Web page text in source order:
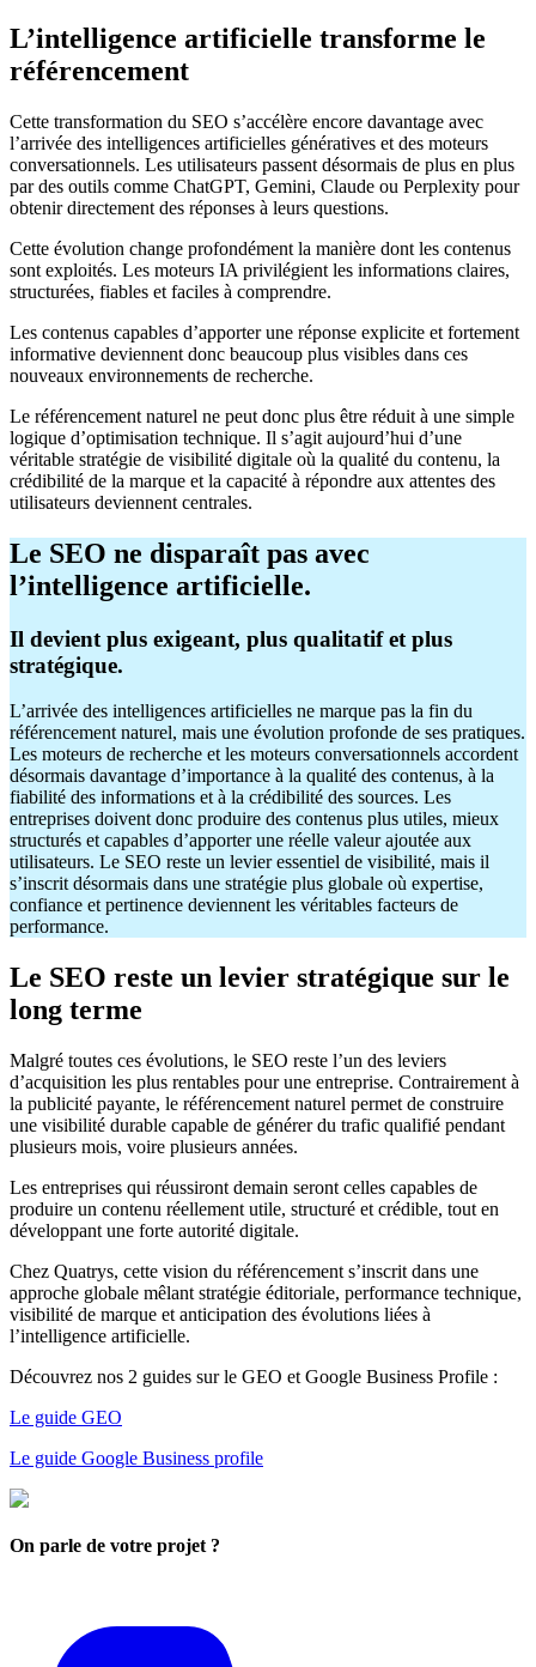
L’intelligence artificielle transforme le
référencement
Cette transformation du SEO s’accélère encore davantage avec
l’arrivée des intelligences artificielles génératives et des moteurs
conversationnels. Les utilisateurs passent désormais de plus en plus
par des outils comme ChatGPT, Gemini, Claude ou Perplexity pour
obtenir directement des réponses à leurs questions.
Cette évolution change profondément la manière dont les contenus
sont exploités. Les moteurs IA privilégient les informations claires,
structurées, fiables et faciles à comprendre.
Les contenus capables d’apporter une réponse explicite et fortement
informative deviennent donc beaucoup plus visibles dans ces
nouveaux environnements de recherche.
Le référencement naturel ne peut donc plus être réduit à une simple
logique d’optimisation technique. Il s’agit aujourd’hui d’une
véritable stratégie de visibilité digitale où la qualité du contenu, la
crédibilité de la marque et la capacité à répondre aux attentes des
utilisateurs deviennent centrales.
Le SEO ne disparaît pas avec
l’intelligence artificielle.
Il devient plus exigeant, plus qualitatif et plus
stratégique.
L’arrivée des intelligences artificielles ne marque pas la fin du
référencement naturel, mais une évolution profonde de ses pratiques.
Les moteurs de recherche et les moteurs conversationnels accordent
désormais davantage d’importance à la qualité des contenus, à la
fiabilité des informations et à la crédibilité des sources. Les
entreprises doivent donc produire des contenus plus utiles, mieux
structurés et capables d’apporter une réelle valeur ajoutée aux
utilisateurs. Le SEO reste un levier essentiel de visibilité, mais il
s’inscrit désormais dans une stratégie plus globale où expertise,
confiance et pertinence deviennent les véritables facteurs de
performance.
Le SEO reste un levier stratégique sur le
long terme
Malgré toutes ces évolutions, le SEO reste l’un des leviers
d’acquisition les plus rentables pour une entreprise. Contrairement à
la publicité payante, le référencement naturel permet de construire
une visibilité durable capable de générer du trafic qualifié pendant
plusieurs mois, voire plusieurs années.
Les entreprises qui réussiront demain seront celles capables de
produire un contenu réellement utile, structuré et crédible, tout en
développant une forte autorité digitale.
Chez Quatrys, cette vision du référencement s’inscrit dans une
approche globale mêlant stratégie éditoriale, performance technique,
visibilité de marque et anticipation des évolutions liées à
l’intelligence artificielle.
Découvrez nos 2 guides sur le GEO et Google Business Profile :
Le guide GEO
Le guide Google Business profile
On parle de votre projet ?